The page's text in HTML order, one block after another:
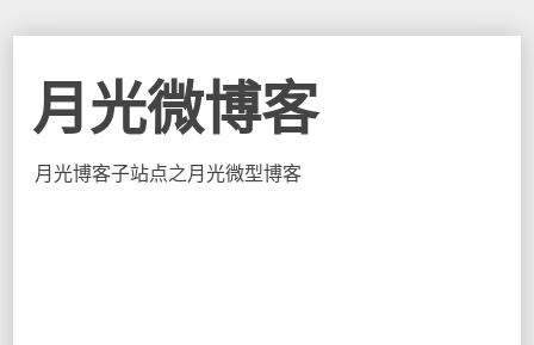
月光微博客
月光博客子站点之月光微型博客